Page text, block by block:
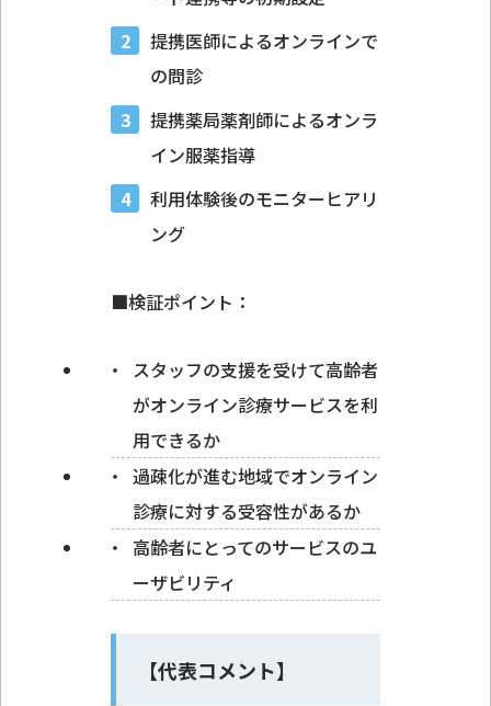
提携医師によるオンラインで
の問診
提携薬局薬剤師によるオンラ
イン服薬指導
利用体験後のモニターヒアリ
ング
■検証ポイント：
スタッフの支援を受けて高齢者
がオンライン診療サービスを利
用できるか
過疎化が進む地域でオンライン
診療に対する受容性があるか
高齢者にとってのサービスのユ
ーザビリティ
【代表コメント】